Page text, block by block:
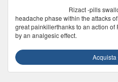
Rizact -pills
headache phase within the attacks
great painkillerthanks to an action
by an analgesic effect.
Acquista